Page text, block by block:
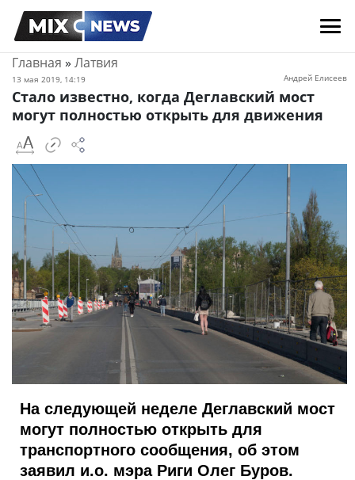
Главная » Латвия
13 мая 2019, 14:19 Андрей Елисеев
Стало известно, когда Деглавский мост
могут полностью открыть для движения
На следующей неделе Деглавский мост
могут полностью открыть для
транспортного сообщения, об этом
заявил и.о. мэра Риги Олег Буров.